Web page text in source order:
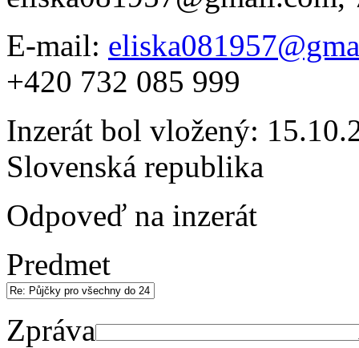
E-mail:
+420 732 085 999
Inzerát bol vložený:
Slovenská republika
Odpoveď na inzerát
Predmet
Zpráva